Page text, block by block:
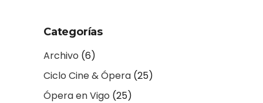
Categorías
Archivo (6)
Ciclo Cine & Ópera (25)
Ópera en Vigo (25)